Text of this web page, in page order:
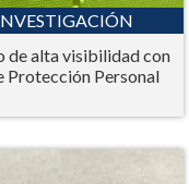
de alta visibilidad con
Protección Personal